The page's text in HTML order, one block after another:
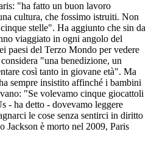
"ha fatto un buon lavoro
cultura, che fossimo istruiti. Non
stelle". Ha aggiunto che sin da
viaggiato in ogni angolo del
paesi del Terzo Mondo per vedere
"una benedizione, un
così tanto in giovane età". Ma
sempre insistito affinché i bambini
"Se volevamo cinque giocattoli
- ha detto - dovevamo leggere
le cose senza sentirci in diritto
Jackson è morto nel 2009, Paris